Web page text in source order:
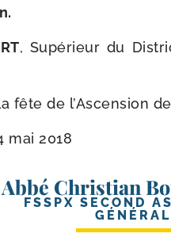
, Supérieur du
fête de l’Ascension
mai 2018
Abbé Christian
FSSPX SECOND
GÉNÉRAL